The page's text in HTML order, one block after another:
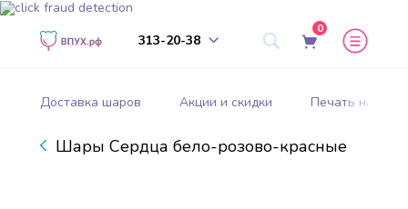
313-20-38
0
Доставка шаров Акции и скидки Печать на
Шары Сердца бело-розово-красные